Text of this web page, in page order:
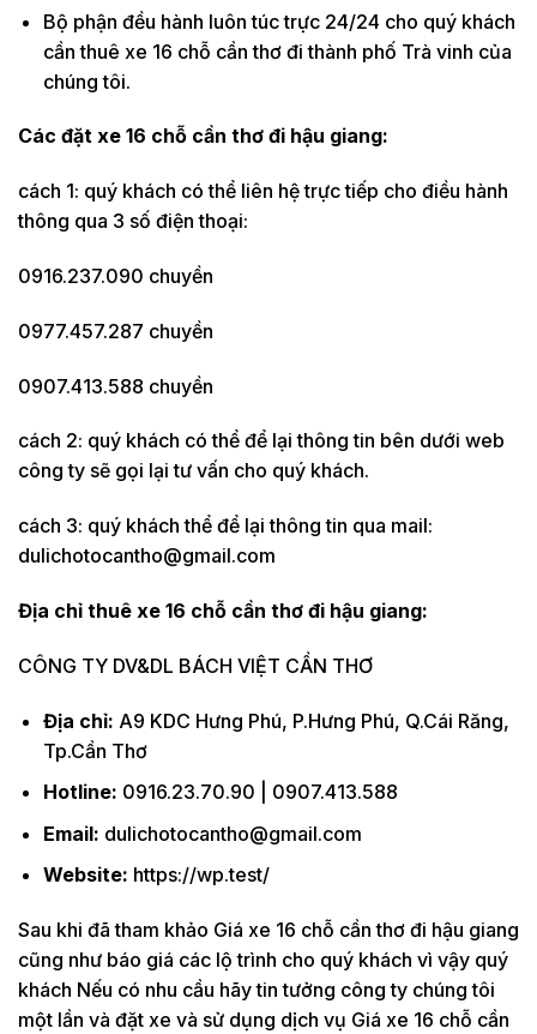
Bộ phận đều hành luôn túc trực 24/24 cho quý khách
cần thuê xe 16 chỗ cần thơ đi thành phố Trà vinh của
chúng tôi.
Các đặt xe 16 chỗ cần thơ đi hậu giang:
cách 1: quý khách có thể liên hệ trực tiếp cho điều hành
thông qua 3 số điện thoại:
0916.237.090 chuyền
0977.457.287 chuyền
0907.413.588 chuyền
cách 2: quý khách có thể để lại thông tin bên dưới web
công ty sẽ gọi lại tư vấn cho quý khách.
cách 3: quý khách thể để lại thông tin qua mail:
dulichotocantho@gmail.com
Địa chỉ thuê xe 16 chỗ cần thơ đi hậu giang:
CÔNG TY DV&DL BÁCH VIỆT CẦN THƠ
Địa chỉ: A9 KDC Hưng Phú, P.Hưng Phú, Q.Cái Răng,
Tp.Cần Thơ
Hotline: 0916.23.70.90 | 0907.413.588
Email: dulichotocantho@gmail.com
Website: https://wp.test/
Sau khi đã tham khảo Giá xe 16 chỗ cần thơ đi hậu giang
cũng như báo giá các lộ trình cho quý khách vì vậy quý
khách Nếu có nhu cầu hãy tin tưởng công ty chúng tôi
một lần và đặt xe và sử dụng dịch vụ Giá xe 16 chỗ cần